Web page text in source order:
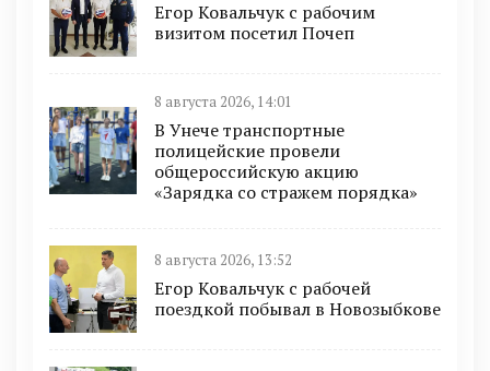
Егор Ковальчук с рабочим
визитом посетил Почеп
8 августа 2026, 14:01
В Унече транспортные
полицейские провели
общероссийскую акцию
«Зарядка со стражем порядка»
8 августа 2026, 13:52
Егор Ковальчук с рабочей
поездкой побывал в Новозыбкове